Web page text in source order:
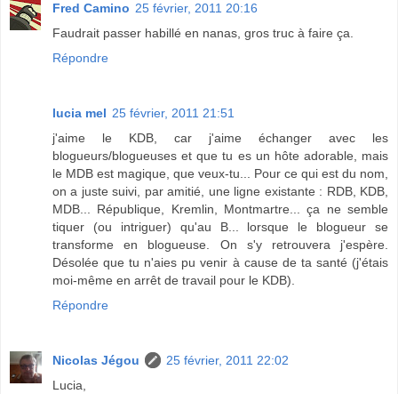
Fred Camino 25 février, 2011 20:16
Faudrait passer habillé en nanas, gros truc à faire ça.
Répondre
lucia mel 25 février, 2011 21:51
j'aime le KDB, car j'aime échanger avec les
blogueurs/blogueuses et que tu es un hôte adorable, mais
le MDB est magique, que veux-tu... Pour ce qui est du nom,
on a juste suivi, par amitié, une ligne existante : RDB, KDB,
MDB... République, Kremlin, Montmartre... ça ne semble
tiquer (ou intriguer) qu'au B... lorsque le blogueur se
transforme en blogueuse. On s'y retrouvera j'espère.
Désolée que tu n'aies pu venir à cause de ta santé (j'étais
moi-même en arrêt de travail pour le KDB).
Répondre
Nicolas Jégou
25 février, 2011 22:02
Lucia,